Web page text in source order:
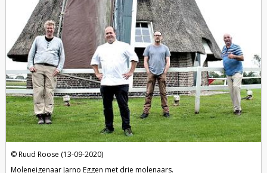
Ruud Roose (13-09-2020)
Moleneigenaar Jarno Eggen met drie molenaars.